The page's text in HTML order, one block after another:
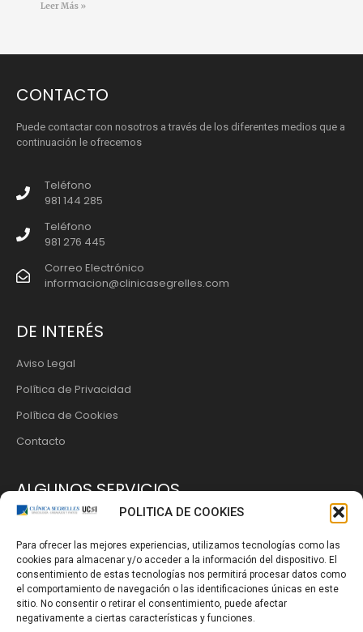
POLITICA DE COOKIES
Para ofrecer las mejores experiencias, utilizamos tecnologías como las
cookies para almacenar y/o acceder a la información del dispositivo. El
consentimiento de estas tecnologías nos permitirá procesar datos como
el comportamiento de navegación o las identificaciones únicas en este
sitio. No consentir o retirar el consentimiento, puede afectar
negativamente a ciertas características y funciones.
Leer Más »
CONTACTO
Puede contactar con nosotros a través de los diferentes medios que a
continuación le ofrecemos
Teléfono
981 144 285
Teléfono
981 276 445
Correo Electrónico
informacion@clinicasegrelles.com
DE INTERÉS
Aviso Legal
Política de Privacidad
Política de Cookies
Contacto
ALGUNOS SERVICIOS
Ginecología
Obstetricia
Cirugía Íntima
Planificación Familiar